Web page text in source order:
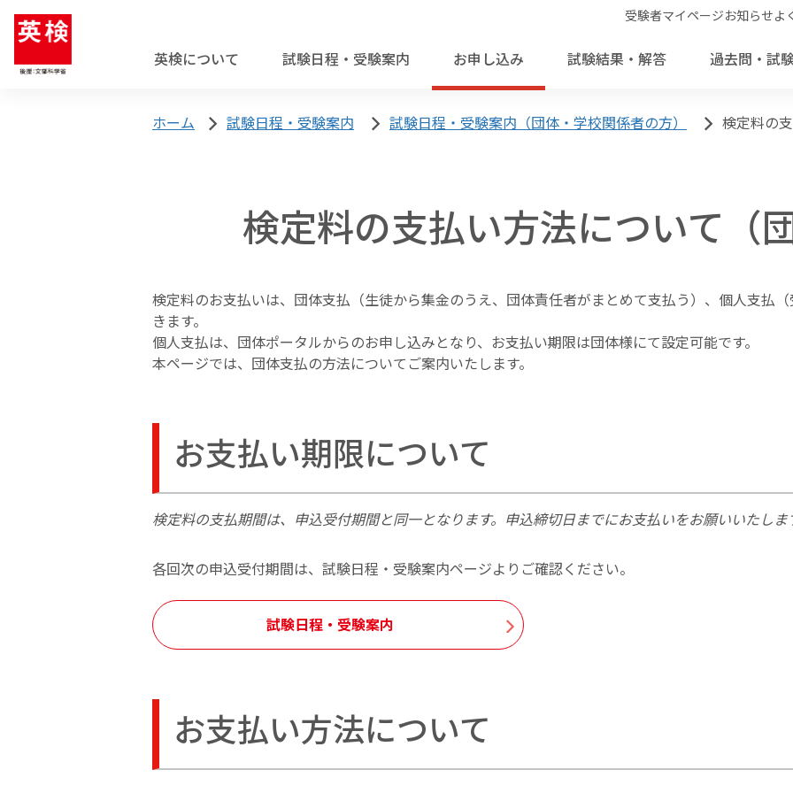
受験者マイページお知らせよ
英検について
英検について
英検の実施スケジュール
英検のメリット・特徴
各級の目安
成績優秀者表彰制度
入試活用・単位認定
試験日程・受験案内
試験日程・受験案内
受験を検討している方
はじめに（試験日程・会場・検定料はパターンにより異なります）
1.所属団体でお申し込みの方
2.近隣の一般受験者受け入れ団体でお申し込みの方
受験情報
受験準備に関する情報
団体・
試験日程・会場・検定料
試験日程
お申し込み
お申し込み
受験を検討している個人の方
インターネット申込について
一般受験者受け入れ団体でのお申し込みについて
団体・
申込資材のご注文・資料のダ
英検ポスター・受験案内
試験結果・解答
試験結果・解答
一次試験解答速報
合否結果閲覧
試験結果・合否に関するご案内
団体向け成績提供システム
合格証明書
採点基準と品質担保の仕組みに
英検CSEスコアについて
過去問・試
過去問・試験内容
1級の過去問・試験内容
準2級プラスの過去問・試験内容
準2級の過去問・試験内容
3級の過去問・試験内容
各級の目安
4級・5級スピーキングテス
英検Can-doリスト
ホーム 試験日程・受験案内 試験日程・受験案内（団体・学校関係者の方） 検定料の
検定料の支払い方法について（
検定料のお支払いは、団体支払（生徒から集金のうえ、団体責任者がまとめて支払う）、個人支払
きます。
個人支払は、団体ポータルからのお申し込みとなり、お支払い期限は団体様にて設定可能です。
本ページでは、団体支払の方法についてご案内いたします。
お支払い期限について
検定料の支払期間は、申込受付期間と同一となります。申込締切日までにお支払いをお願いいたしま
各回次の申込受付期間は、試験日程・受験案内ページよりご確認ください。
試験日程・受験案内
お支払い方法について